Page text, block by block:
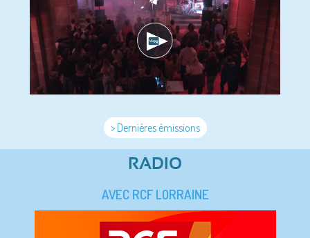
> Dernières émissions
RADIO
AVEC RCF LORRAINE